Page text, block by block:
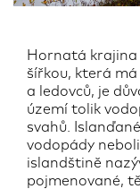
Hornatá krajina
šířkou, která
a ledovců, je
území tolik
svahů.
vodopády
islandštině
pojmenované,